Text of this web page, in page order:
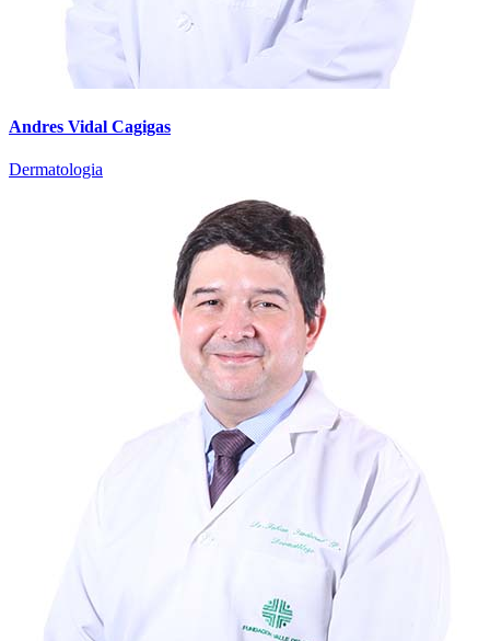
Andres Vidal Cagigas
Dermatologia